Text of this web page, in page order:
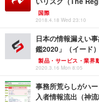
国際
2018.4.18 Wed 23:10
日本の情報漏えい
鑑2020」（イード）
製品・サービス・業界
2020.3.16 Mon 8:05
事務所荒らしがハ
入者情報流出（神流